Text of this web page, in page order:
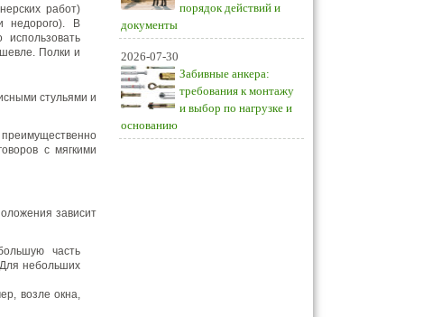
работ)
недорого). В
Полки и
стульями и
с мягкими
зависит
часть
небольших
возле окна,
порядок действий и
документы
2026-07-30
Забивные анкера:
требования к монтажу
и выбор по нагрузке и
основанию